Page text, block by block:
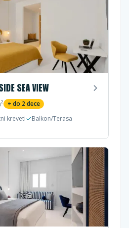
SEA VIEW
+ do 2dece
kreveti
Balkon/Terasa